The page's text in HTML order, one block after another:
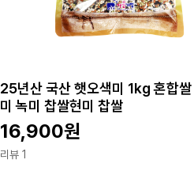
25년산 국산 햇오색미 1kg 혼합쌀
미 녹미 찹쌀현미 찹쌀
16,900원
리뷰 1